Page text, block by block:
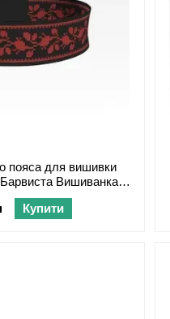
пояса для вишивки
Барвиста Вишиванка
ПС129лЧнннн
Купити